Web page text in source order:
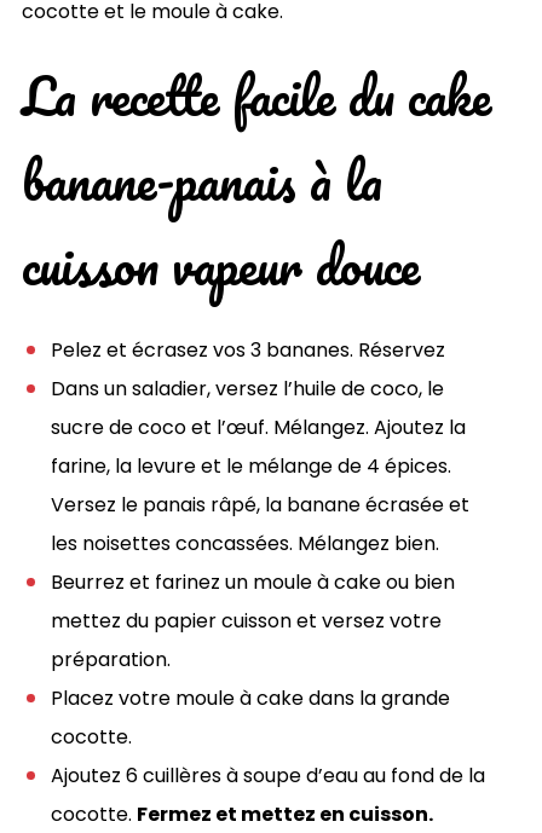
cocotte et le moule à cake.
La recette facile du cake
banane-panais à la
cuisson vapeur douce
Pelez et écrasez vos 3 bananes. Réservez
Dans un saladier, versez l’huile de coco, le
sucre de coco et l’œuf. Mélangez. Ajoutez la
farine, la levure et le mélange de 4 épices.
Versez le panais râpé, la banane écrasée et
les noisettes concassées. Mélangez bien.
Beurrez et farinez un moule à cake ou bien
mettez du papier cuisson et versez votre
préparation.
Placez votre moule à cake dans la grande
cocotte.
Ajoutez 6 cuillères à soupe d’eau au fond de la
cocotte. Fermez et mettez en cuisson.